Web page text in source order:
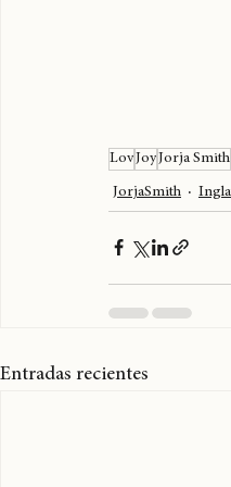
LovJoyJorja Smith
JorjaSmith